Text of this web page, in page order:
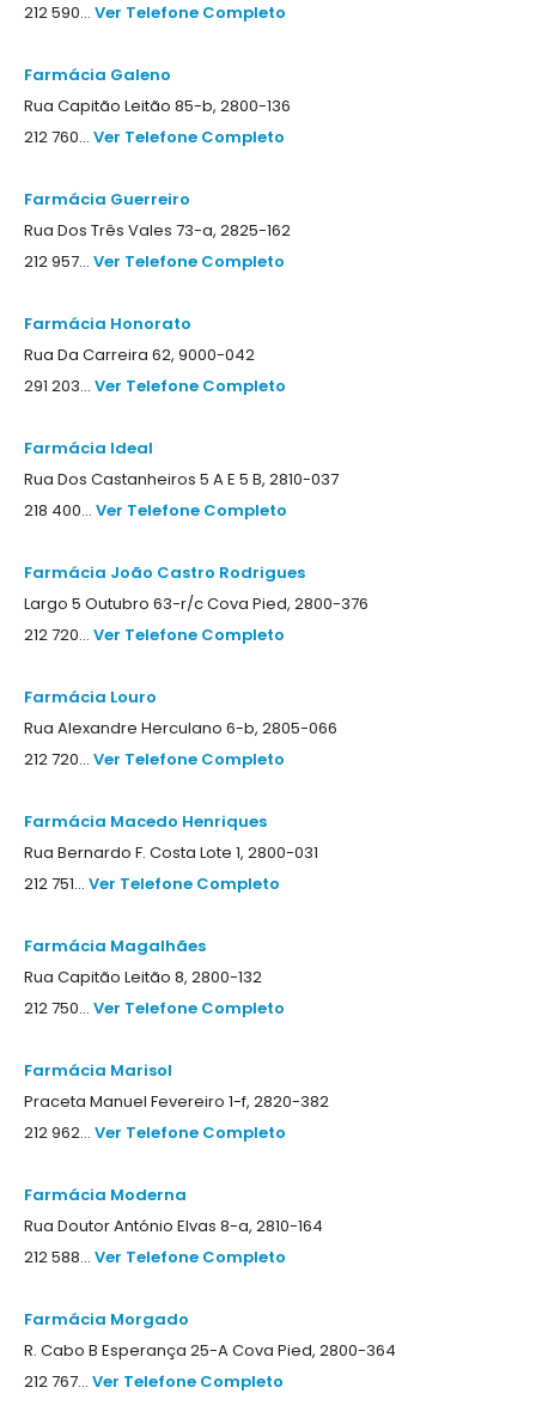
212 590... Ver Telefone Completo
Farmácia Galeno
Rua Capitão Leitão 85-b, 2800-136
212 760... Ver Telefone Completo
Farmácia Guerreiro
Rua Dos Três Vales 73-a, 2825-162
212 957... Ver Telefone Completo
Farmácia Honorato
Rua Da Carreira 62, 9000-042
291 203... Ver Telefone Completo
Farmácia Ideal
Rua Dos Castanheiros 5 A E 5 B, 2810-037
218 400... Ver Telefone Completo
Farmácia João Castro Rodrigues
Largo 5 Outubro 63-r/c Cova Pied, 2800-376
212 720... Ver Telefone Completo
Farmácia Louro
Rua Alexandre Herculano 6-b, 2805-066
212 720... Ver Telefone Completo
Farmácia Macedo Henriques
Rua Bernardo F. Costa Lote 1, 2800-031
212 751... Ver Telefone Completo
Farmácia Magalhães
Rua Capitão Leitão 8, 2800-132
212 750... Ver Telefone Completo
Farmácia Marisol
Praceta Manuel Fevereiro 1-f, 2820-382
212 962... Ver Telefone Completo
Farmácia Moderna
Rua Doutor António Elvas 8-a, 2810-164
212 588... Ver Telefone Completo
Farmácia Morgado
R. Cabo B Esperança 25-A Cova Pied, 2800-364
212 767... Ver Telefone Completo